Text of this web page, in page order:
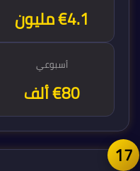
€4.2 مليون
أسبوعي
€80 ألف